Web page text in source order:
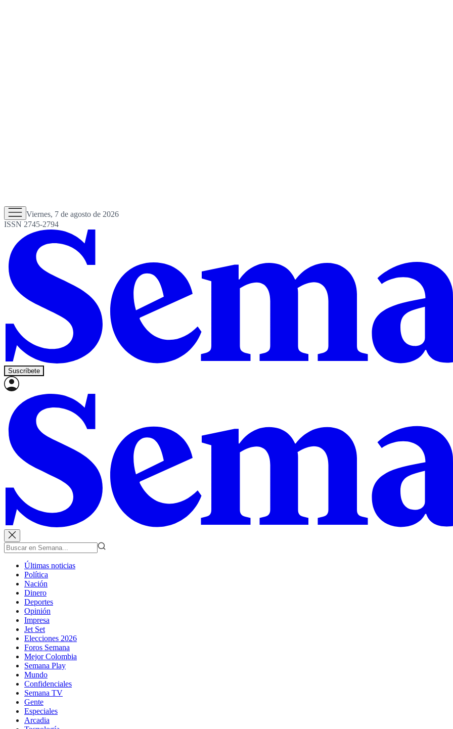
Viernes, 7 de agosto de 2026
ISSN 2745-2794
Suscríbete
Últimas noticias
Política
Nación
Dinero
Deportes
Opinión
Impresa
Jet Set
Elecciones 2026
Foros Semana
Mejor Colombia
Semana Play
Mundo
Confidenciales
Semana TV
Gente
Especiales
Arcadia